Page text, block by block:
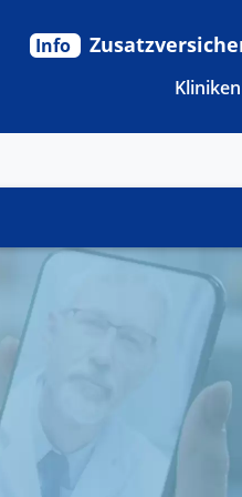
Kliniken
Info